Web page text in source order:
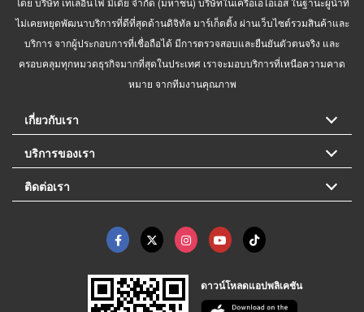
ไม่เคยหยุดพัฒนาบริการที่ดีที่สุดด้านดิจิทัล มาร์เก็ตติ้ง ผ่านเว็บไซต์รวมสินค้าและ
บริการ จากผู้ประกอบการที่เชื่อถือได้ มีการตรวจสอบและยืนยันตัวตนจริง และ
ครอบคลุมทุกหมวดธุรกิจมากที่สุดในประเทศ เราจะมอบบริการที่เหนือความคาด
หมาย จากทีมงานคุณภาพ
เกี่ยวกับเรา
บริการของเรา
ติดต่อเรา
ดาวน์โหลดแอปพลิเคชัน